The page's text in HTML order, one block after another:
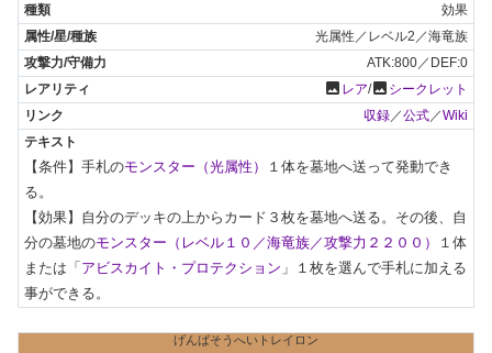
効果
光属性／レベル2／海竜族
ATK:800／DEF:0
photo レア/photo シークレット
収録／公式／Wiki
【条件】手札のモンスター（光属性）
１体を墓地へ送って発動でき
る。
【効果】自分のデッキの上からカード３枚を墓地へ送る。その後、自
分の墓地のモンスター（レベル１０／海竜族／攻撃力２２００）
１体
または「 アビスカイト・プロテクション 」１枚を選んで手札に加える
事ができる。
げんばそうへいトレイロン